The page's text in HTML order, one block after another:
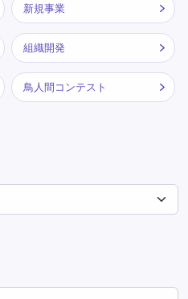
新規事業
組織開発
鳥人間コンテスト